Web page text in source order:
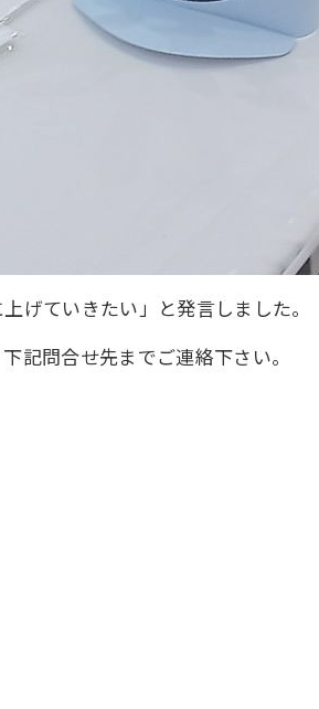
げていきたい」と発言しました。
記問合せ先までご連絡下さい。